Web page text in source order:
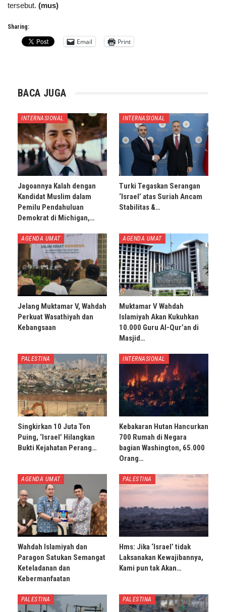
tersebut. (mus)
Sharing:
Email Print
BACA JUGA
INTERNASIONAL
Jagoannya Kalah dengan
Kandidat Muslim dalam
Pemilu Pendahuluan
Demokrat di Michigan,…
INTERNASIONAL
Turki Tegaskan Serangan
‘Israel’ atas Suriah Ancam
Stabilitas &…
AGENDA UMAT
Jelang Muktamar V, Wahdah
Perkuat Wasathiyah dan
Kebangsaan
AGENDA UMAT
Muktamar V Wahdah
Islamiyah Akan Kukuhkan
10.000 Guru Al-Qur’an di
Masjid…
PALESTINA
Singkirkan 10 Juta Ton
Puing, ‘Israel’ Hilangkan
Bukti Kejahatan Perang…
INTERNASIONAL
Kebakaran Hutan Hancurkan
700 Rumah di Negara
bagian Washington, 65.000
Orang…
AGENDA UMAT
Wahdah Islamiyah dan
Paragon Satukan Semangat
Keteladanan dan
Kebermanfaatan
PALESTINA
Hms: Jika ‘Israel’ tidak
Laksanakan Kewajibannya,
Kami pun tak Akan…
PALESTINA PALESTINA